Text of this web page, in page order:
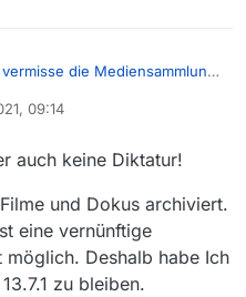
vermisse die Mediensammlung
einfach ins nächste
mit aufgenommen?
ist keine Demokratie. Wenn
es zu programmieren.
09:14
auch keine Diktatur!
und Dokus archiviert.
eine vernünftige
Deshalb habe Ich
zu bleiben.